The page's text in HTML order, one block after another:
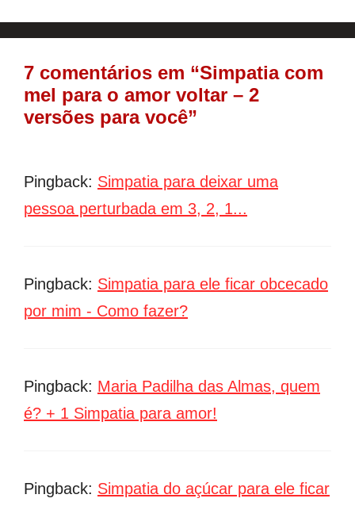
7 comentários em “Simpatia com
mel para o amor voltar – 2
versões para você”
Pingback: Simpatia para deixar uma
pessoa perturbada em 3, 2, 1...
Pingback: Simpatia para ele ficar obcecado
por mim - Como fazer?
Pingback: Maria Padilha das Almas, quem
é? + 1 Simpatia para amor!
Pingback: Simpatia do açúcar para ele ficar